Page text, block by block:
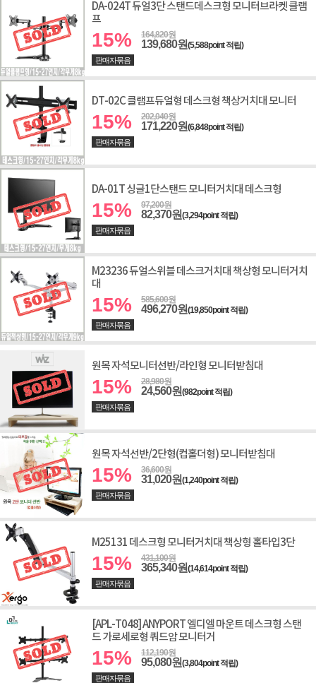
DA-024T 듀얼3단 스탠드데스크형 모니터브라켓 클램
프
15% 164,820원
139,680원(5,588point 적립)
판매자묶음
DT-02C 클램프듀얼형 데스크형 책상거치대 모니터
15% 202,040원
171,220원(6,848point 적립)
판매자묶음
DA-01T 싱글1단스탠드 모니터거치대 데스크형
15% 97,200원
82,370원(3,294point 적립)
판매자묶음
M23236 듀얼스위블 데스크거치대 책상형 모니터거치
대
15% 585,600원
496,270원(19,850point 적립)
판매자묶음
원목 자석모니터선반/라인형 모니터받침대
15% 28,980원
24,560원(982point 적립)
판매자묶음
원목 자석선반/2단형(컵홀더형) 모니터받침대
15% 36,600원
31,020원(1,240point 적립)
판매자묶음
M25131 데스크형 모니터거치대 책상형 홀타입3단
15% 431,100원
365,340원(14,614point 적립)
판매자묶음
[APL-T048] ANYPORT 엘디엘 마운트 데스크형 스탠
드 가로세로형 쿼드암 모니터거
15% 112,190원
95,080원(3,804point 적립)
판매자묶음